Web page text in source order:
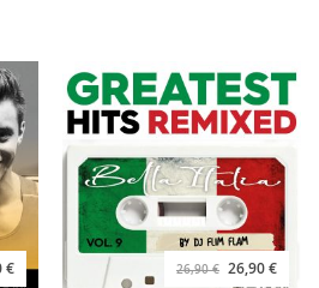
€ 26,90 € 26,90 €